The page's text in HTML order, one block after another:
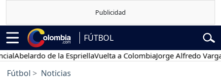
FÚTBOL
de la EspriellaVuelta a ColombiaJorge Alfredo Vargas
Fútbol Noticias